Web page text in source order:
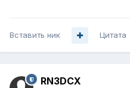
Вставить ник Цитата
RN3DCX